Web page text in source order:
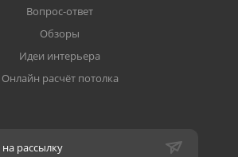
Вопрос-ответ
Обзоры
Идеи интерьера
Онлайн расчёт потолка
рассылку